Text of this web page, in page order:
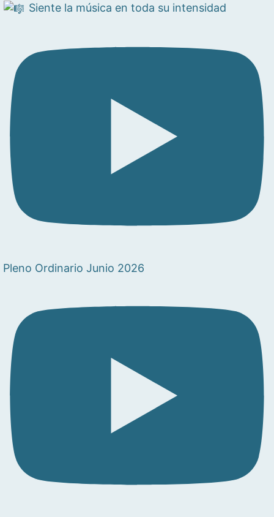
Siente la música en toda su intensidad
Pleno Ordinario Junio 2026